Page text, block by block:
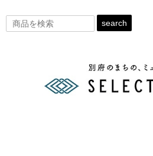
search